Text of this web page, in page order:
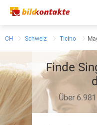
CH Schweiz Ticino
Finde
Über